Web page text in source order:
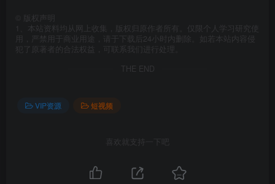
版权声明
1、本站资料均从网上收集，版权归原作者所有。仅限个人学习研究使
用，严禁用于商业用途，请于下载后24小时内删除。如若本站内容侵
犯了原著者的合法权益，可联系我们进行处理。
THE END
VIP资源 短视频
喜欢就支持一下吧